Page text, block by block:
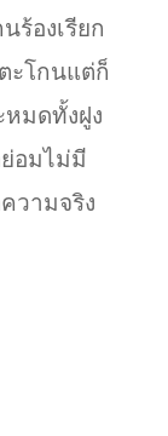
ร้องเรียก
ะโกนแต่ก็
มดทั้งฝูง
อมไม่มี
วามจริง